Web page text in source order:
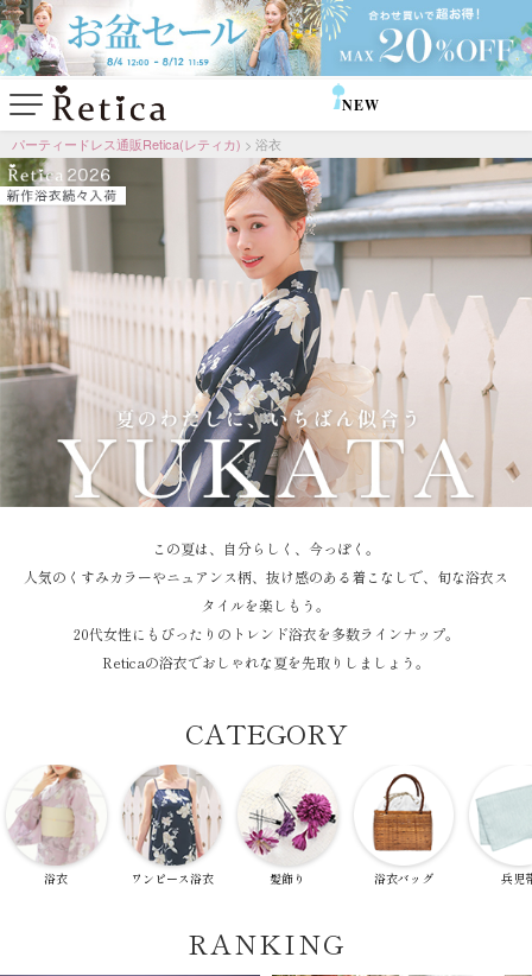
NEW
パーティードレス通販Retica(レティカ) 浴衣
この夏は、自分らしく、今っぽく。
人気のくすみカラーやニュアンス柄、抜け感のある着こなしで、旬な浴衣ス
タイルを楽しもう。
20代女性にもぴったりのトレンド浴衣を多数ラインナップ。
Reticaの浴衣でおしゃれな夏を先取りしましょう。
CATEGORY
浴衣 ワンピース浴衣 髪飾り 浴衣バッグ 兵児
RANKING